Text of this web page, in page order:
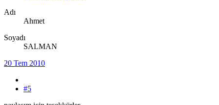
Adı
Ahmet
Soyadı
SALMAN
20 Tem 2010
#5